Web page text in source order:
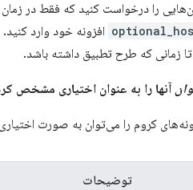
را درخواست کنید که فقط در
افزونه خود وارد
زمانی که طرح تطبیق داشته باشد.
آنها را به عنوان اختیاری مشخص
کروم را می‌توان به صورت
توضیحات